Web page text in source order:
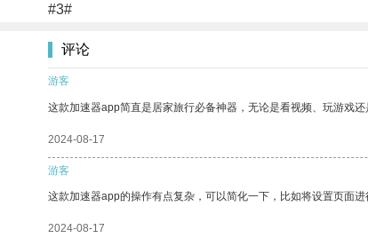
#3#
评论
游客
这款加速器app简直是居家旅行必备神器，无论是看视频、玩游戏
2024-08-17
游客
这款加速器app的操作有点复杂，可以简化一下，比如将设置页面进
2024-08-17